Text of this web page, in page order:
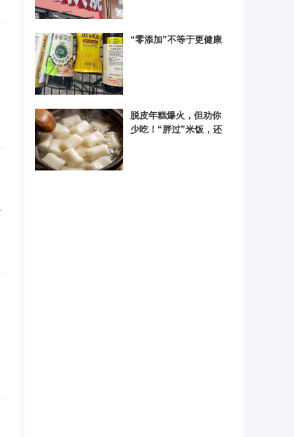
“零添加”不等于更健康
脱皮年糕爆火，但劝你
少吃！“胖过”米饭，还